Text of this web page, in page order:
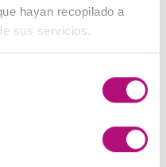
hayan recopilado a
sus servicios.
tratamiento
derechos de
supresión y
ante